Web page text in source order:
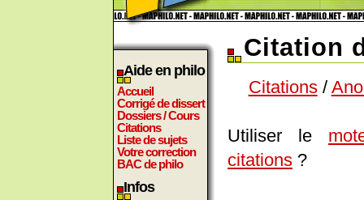
Aide en philo
Accueil
Corrigé de dissert
Dossiers / Cours
Citations
Liste de sujets
Votre correction
BAC de philo
Infos
Citation
Citations/
Utiliser le
citations ?